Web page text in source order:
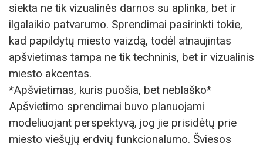
siekta ne tik vizualinės darnos su aplinka, bet ir
ilgalaikio patvarumo. Sprendimai pasirinkti tokie,
kad papildytų miesto vaizdą, todėl atnaujintas
apšvietimas tampa ne tik techninis, bet ir vizualinis
miesto akcentas.
*Apšvietimas, kuris puošia, bet neblaško*
Apšvietimo sprendimai buvo planuojami
modeliuojant perspektyvą, jog jie prisidėtų prie
miesto viešųjų erdvių funkcionalumo. Šviesos